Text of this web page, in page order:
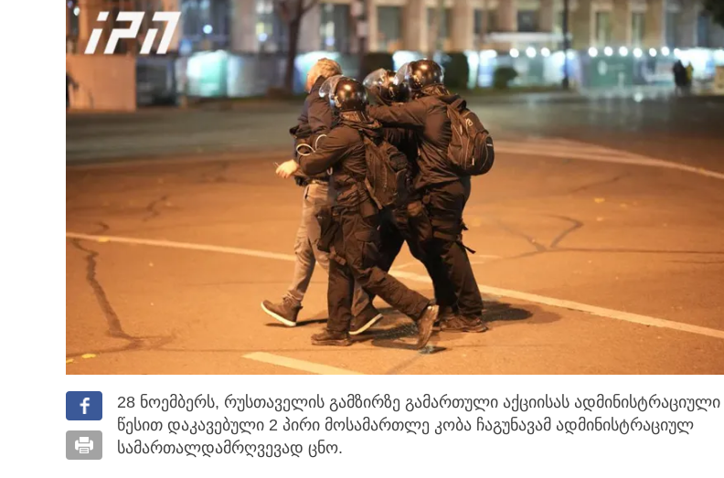
28 ნოემბერს, რუსთაველის გამზირზე გამართული აქციისას ადმინისტრაციული
წესით დაკავებული 2 პირი მოსამართლე კობა ჩაგუნავამ ადმინისტრაციულ
სამართალდამრღვევად ცნო.